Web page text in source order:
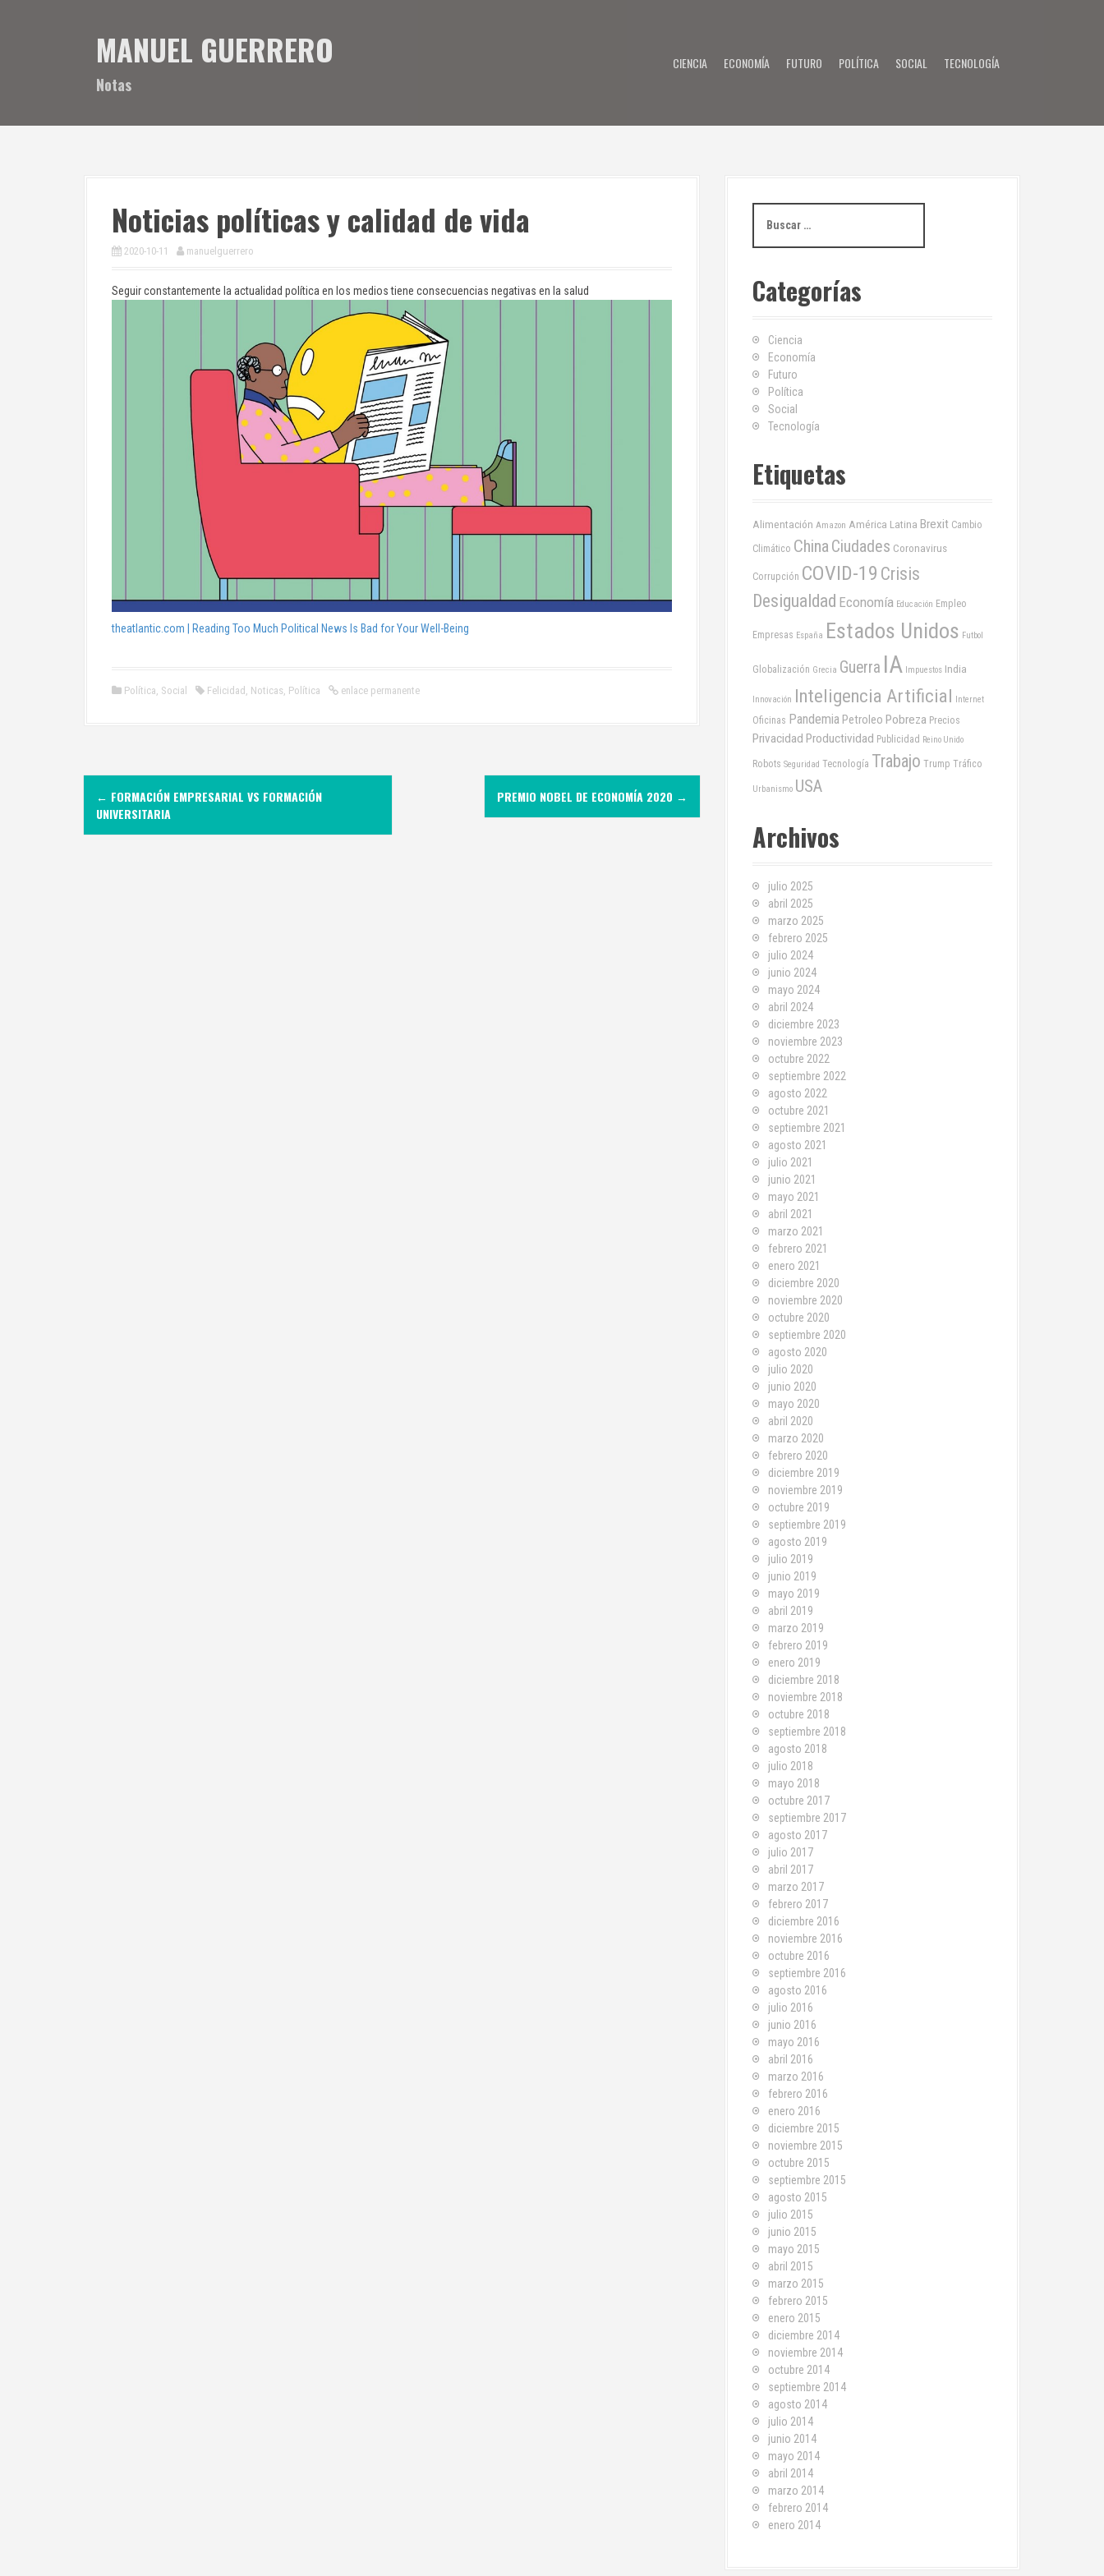
l
MANUEL GUERRERO
Notas
CIENCIA ECONOMÍA FUTURO POLÍTICA SOCIAL TECNOLOGÍA
Noticias políticas y calidad de vida
2020-10-11 manuelguerrero
Seguir constantemente la actualidad política en los medios tiene consecuencias negativas en la salud
theatlantic.com | Reading Too Much Political News Is Bad for Your Well-Being
Política, Social Felicidad , Noticas, Política enlace permanente
N
a
← FORMACIÓN EMPRESARIAL VS FORMACIÓN
UNIVERSITARIA
PREMIO NOBEL DE ECONOMÍA 2020 →
s
a
rCategorías
Ciencia
Economía
Futuro
Política
Social
Tecnología
Etiquetas
Alimentación Amazon América Latina Brexit Cambio
Climático China Ciudades Coronavirus
Corrupción COVID-19 Crisis
Desigualdad Economía Educación Empleo
Empresas España Estados Unidos Futbol
Globalización Grecia Guerra IA Impuestos India
Innovación Inteligencia Artificial Internet
Oficinas Pandemia Petroleo Pobreza Precios
Privacidad Productividad Publicidad Reino Unido
Robots Seguridad Tecnología Trabajo Trump Tráfico
Urbanismo USA
Archivos
julio 2025
abril 2025
marzo 2025
febrero 2025
julio 2024
junio 2024
mayo 2024
abril 2024
diciembre 2023
noviembre 2023
octubre 2022
septiembre 2022
agosto 2022
octubre 2021
septiembre 2021
agosto 2021
julio 2021
junio 2021
mayo 2021
abril 2021
marzo 2021
febrero 2021
enero 2021
diciembre 2020
noviembre 2020
octubre 2020
septiembre 2020
agosto 2020
julio 2020
junio 2020
mayo 2020
abril 2020
marzo 2020
febrero 2020
diciembre 2019
noviembre 2019
octubre 2019
septiembre 2019
agosto 2019
julio 2019
junio 2019
mayo 2019
abril 2019
marzo 2019
febrero 2019
enero 2019
diciembre 2018
noviembre 2018
octubre 2018
septiembre 2018
agosto 2018
julio 2018
mayo 2018
octubre 2017
septiembre 2017
agosto 2017
julio 2017
abril 2017
marzo 2017
febrero 2017
diciembre 2016
noviembre 2016
octubre 2016
septiembre 2016
agosto 2016
julio 2016
junio 2016
mayo 2016
abril 2016
marzo 2016
febrero 2016
enero 2016
diciembre 2015
noviembre 2015
octubre 2015
septiembre 2015
agosto 2015
julio 2015
junio 2015
mayo 2015
abril 2015
marzo 2015
febrero 2015
enero 2015
diciembre 2014
noviembre 2014
octubre 2014
septiembre 2014
agosto 2014
julio 2014
junio 2014
mayo 2014
abril 2014
marzo 2014
febrero 2014
enero 2014